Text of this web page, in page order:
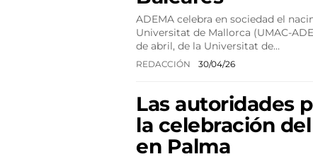
ADEMA celebra en sociedad el
Universitat de Mallorca (UMAC-
de abril, de la Universitat de…
REDACCIÓN 30/04/26
Las autoridades
la celebración
en Palma